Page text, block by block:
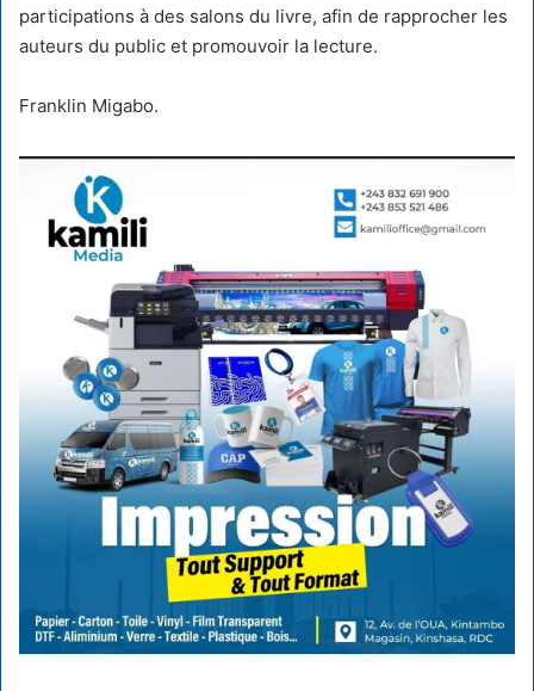
participations à des salons du livre, afin de rapprocher les
auteurs du public et promouvoir la lecture.
Franklin Migabo.